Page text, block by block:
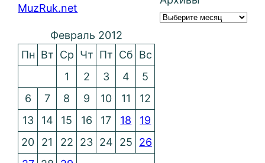
MuzRuk.net
Февраль 2012
Пн Вт Ср Чт Пт Сб Вс
1
2 3 4
5
6
7 8 9 10 11
12
13
14 15 16 17 18
19
20
21 22 23 24 25
26